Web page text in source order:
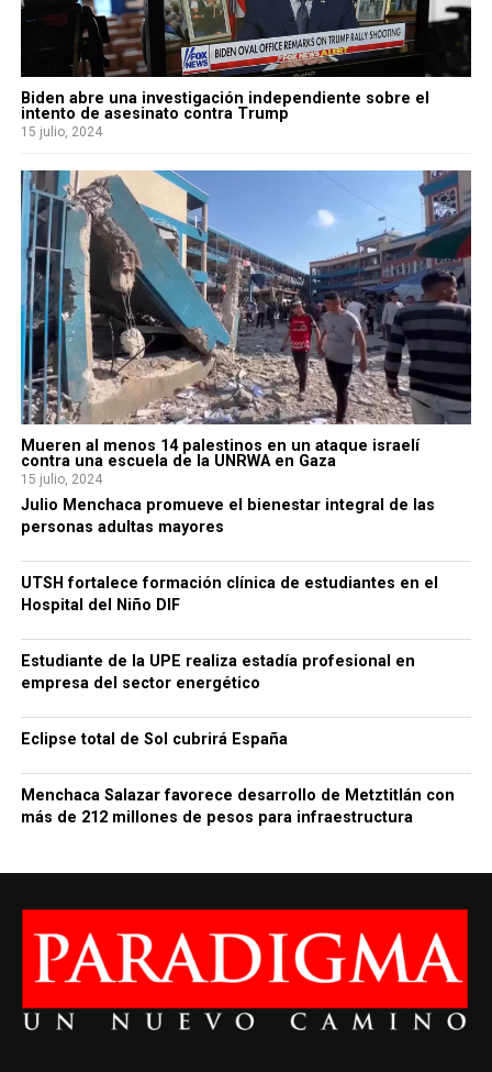
Biden abre una investigación independiente sobre el
intento de asesinato contra Trump
15 julio, 2024
Mueren al menos 14 palestinos en un ataque israelí
contra una escuela de la UNRWA en Gaza
15 julio, 2024
Julio Menchaca promueve el bienestar integral de las
personas adultas mayores
UTSH fortalece formación clínica de estudiantes en el
Hospital del Niño DIF
Estudiante de la UPE realiza estadía profesional en
empresa del sector energético
Eclipse total de Sol cubrirá España
Menchaca Salazar favorece desarrollo de Metztitlán con
más de 212 millones de pesos para infraestructura